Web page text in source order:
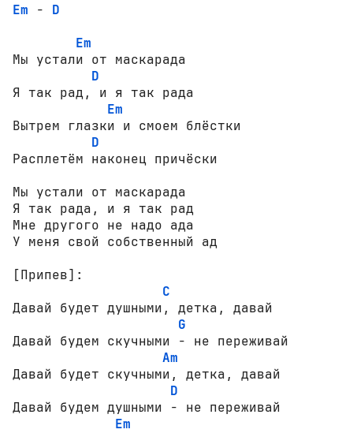
Em - D
Em
Мы устали от маскарада
D
Я так рад, и я так рада
Em
Вытрем глазки и смоем блёстки
D
Расплетём наконец причёски
Мы устали от маскарада
Я так рада, и я так рад
Мне другого не надо ада
У меня свой собственный ад
[Припев]:
C
Давай будет душными, детка, давай
G
Давай будем скучными - не переживай
Am
Давай будет скучными, детка, давай
D
Давай будем душными - не переживай
Em